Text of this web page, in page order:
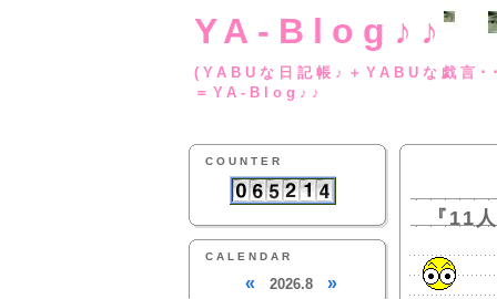
YA-Blog♪♪
(YABUな日記帳♪
＝YA-Blog♪♪
COUNTER
CALENDAR
« 2026.8 »
『11